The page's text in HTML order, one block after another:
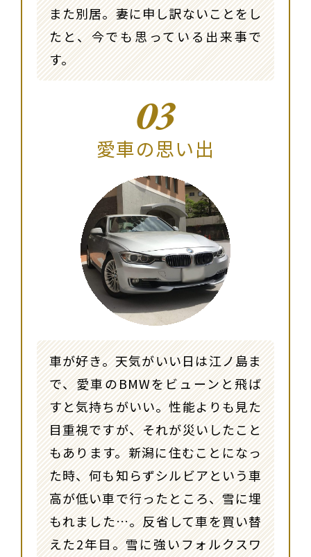
また別居。妻に申し訳ないことをし
たと、今でも思っている出来事で
す。
03
愛車の思い出
車が好き。天気がいい日は江ノ島ま
で、愛車のBMWをビューンと飛ば
すと気持ちがいい。性能よりも見た
目重視ですが、それが災いしたこと
もあります。新潟に住むことになっ
た時、何も知らずシルビアという車
高が低い車で行ったところ、雪に埋
もれました…。反省して車を買い替
えた2年目。雪に強いフォルクスワ